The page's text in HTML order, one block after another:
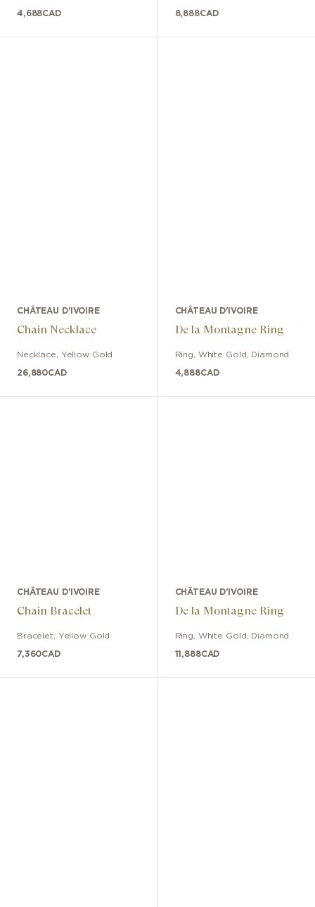
4,688CAD 8,888CAD
CHÂTEAU D'IVOIRE
Chain Necklace
Necklace Yellow Gold
26,880CAD
CHÂTEAU D'IVOIRE
De la Montagne Ring
Ring White Gold Diamond
4,888CAD
CHÂTEAU D'IVOIRE
Chain Bracelet
Bracelet Yellow Gold
7,360CAD
CHÂTEAU D'IVOIRE
De la Montagne Ring
Ring White Gold Diamond
11,888CAD